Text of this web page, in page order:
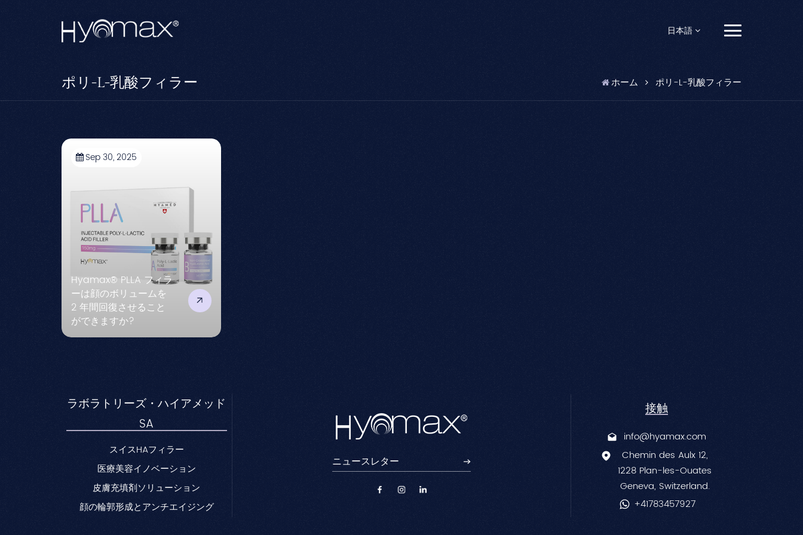
日本語
English
ポリ-L-乳酸フィラー ホーム ポリ-L-乳酸フィラー
Sep 30, 2025
Hyamax® PLLA フィラ
ーは顔のボリュームを
2 年間回復させること
ができますか?
ラボラトリーズ・ハイアメッド
SA
スイスHAフィラー
医療美容イノベーション
皮膚充填剤ソリューション
顔の輪郭形成とアンチエイジング
接触
info@hyamax.com
Chemin des Aulx 12,
1228 Plan-les-Ouates
Geneva, Switzerland.
+41783457927